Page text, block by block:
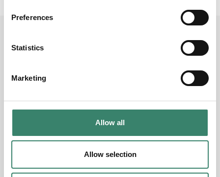
Preferences
Statistics
Marketing
Allow all
Allow selection
bemanningsprocessen